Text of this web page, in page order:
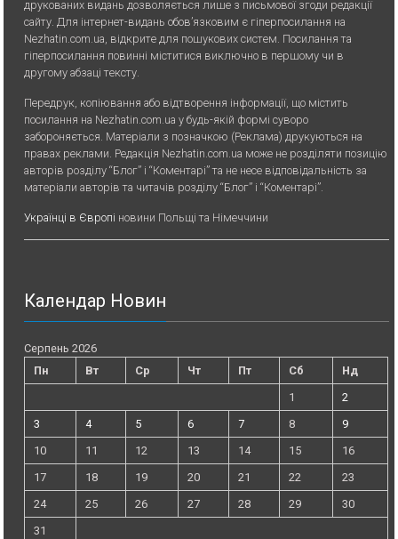
друкованих видань дозволяється лише з письмової згоди редакції
сайту. Для iнтернет-видань обов’язковим є гiперпосилання на
Nezhatin.com.ua, відкрите для пошукових систем. Посилання та
гіперпосилання повинні міститися виключно в першому чи в
другому абзаці тексту.
Передрук, копiювання або вiдтворення iнформацiї, що мiстить
посилання на Nezhatin.com.ua у будь-якiй формi суворо
забороняється. Матеріали з позначкою (Реклама) друкуються на
правах реклами. Редакція Nezhatin.com.ua може не розділяти позицію
авторів розділу “Блог” і “Коментарі” та не несе відповідальність за
матеріали авторів та читачів розділу “Блог” і “Коментарі”.
Українці в Європі новини Польщі та Німеччини
Календар Новин
Серпень 2026
Пн
Вт Ср Чт Пт Сб
Нд
1
2
3
4 5 6 7 8
9
10
11 12 13 14 15
16
17
18 19 20 21 22
23
24
25 26 27 28 29
30
31